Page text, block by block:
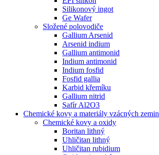
Silikonový ingot
Ge Wafer
Složené polovodiče
Gallium Arsenid
Arsenid indium
Gallium antimonid
Indium antimonid
Indium fosfid
Fosfid gallia
Karbid křemíku
Gallium nitrid
Safír Al2O3
Chemické kovy a materiály vzácných zemin
Chemické kovy a oxidy
Boritan lithný
Uhličitan lithný
Uhličitan rubidium